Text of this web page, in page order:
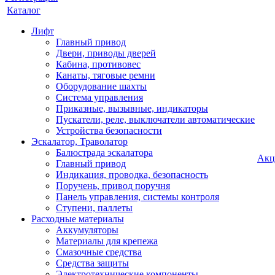
Каталог
Лифт
Главный привод
Двери, приводы дверей
Кабина, противовес
Канаты, тяговые ремни
Оборудование шахты
Система управления
Приказные, вызывные, индикаторы
Пускатели, реле, выключатели автоматические
Устройства безопасности
Эскалатор, Траволатор
Балюстрада эскалатора
Главный привод
Индикация, проводка, безопасность
Поручень, привод поручня
Панель управления, системы контроля
Ступени, паллеты
Расходные материалы
Аккумуляторы
Материалы для крепежа
Смазочные средства
Средства защиты